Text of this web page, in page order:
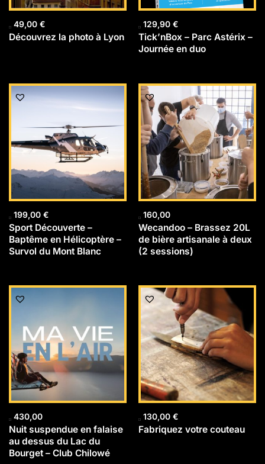
49,00 €
Découvrez la photo à Lyon
129,90 €
Tick’nBox – Parc Astérix –
Journée en duo
199,00 €
Sport Découverte –
Baptême en Hélicoptère –
Survol du Mont Blanc
160,00
Wecandoo – Brassez 20L
de bière artisanale à deux
(2 sessions)
430,00
Nuit suspendue en falaise
au dessus du Lac du
Bourget – Club Chilowé
130,00 €
Fabriquez votre couteau